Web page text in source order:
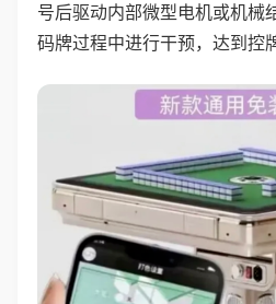
号后驱动内部微型电机或机械
码牌过程中进行干预，达到控